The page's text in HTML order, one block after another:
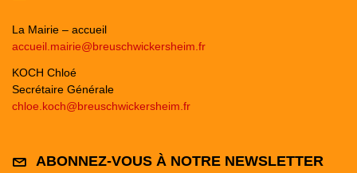
La Mairie – accueil
accueil.mairie@breuschwickersheim.fr
KOCH Chloé
Secrétaire Générale
chloe.koch@breuschwickersheim.fr
ABONNEZ-VOUS À NOTRE NEWSLETTER